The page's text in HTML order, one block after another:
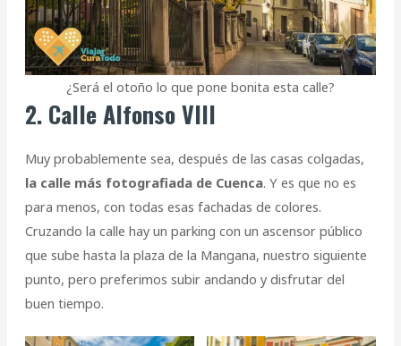
¿Será el otoño lo que pone bonita esta calle?
2. Calle Alfonso VIII
Muy probablemente sea, después de las casas colgadas,
la calle más fotografiada de Cuenca. Y es que no es
para menos, con todas esas fachadas de colores.
Cruzando la calle hay un parking con un ascensor público
que sube hasta la plaza de la Mangana, nuestro siguiente
punto, pero preferimos subir andando y disfrutar del
buen tiempo.